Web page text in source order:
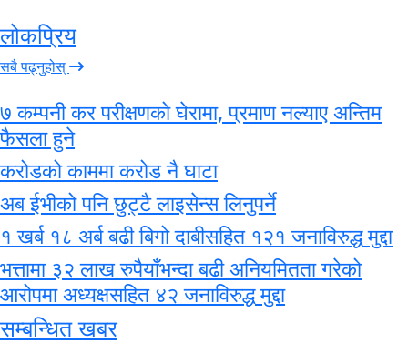
लोकप्रिय
सबै पढ्नुहोस्
७ कम्पनी कर परीक्षणको घेरामा, प्रमाण नल्याए अन्तिम
फैसला हुने
करोडको काममा करोड नै घाटा
अब ईभीको पनि छुट्टै लाइसेन्स लिनुपर्ने
१ खर्ब १८ अर्ब बढी बिगो दाबीसहित १२१ जनाविरुद्ध मुद्दा
भत्तामा ३२ लाख रुपैयाँभन्दा बढी अनियमितता गरेको
आरोपमा अध्यक्षसहित ४२ जनाविरुद्ध मुद्दा
सम्बन्धित खबर